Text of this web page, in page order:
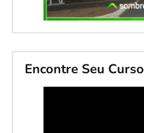
Encontre Seu Curso